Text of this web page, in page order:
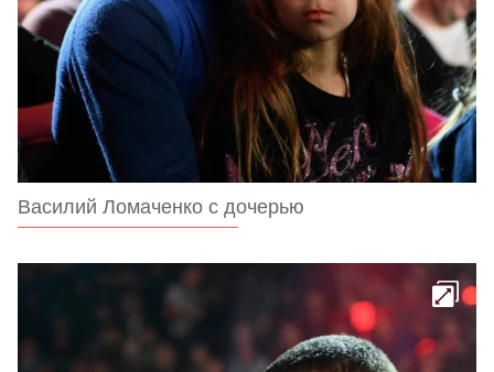
Василий Ломаченко с дочерью